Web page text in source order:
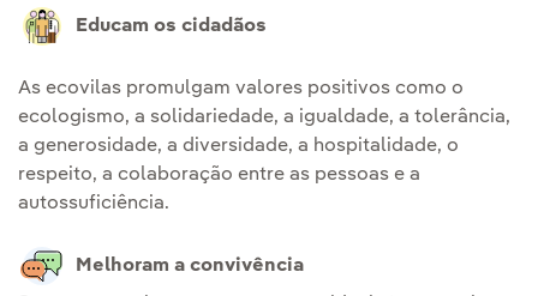
Educam os cidadãos
As ecovilas promulgam valores positivos como o
ecologismo, a solidariedade, a igualdade, a tolerância,
a generosidade, a diversidade, a hospitalidade, o
respeito, a colaboração entre as pessoas e a
autossuficiência.
Melhoram a convivência